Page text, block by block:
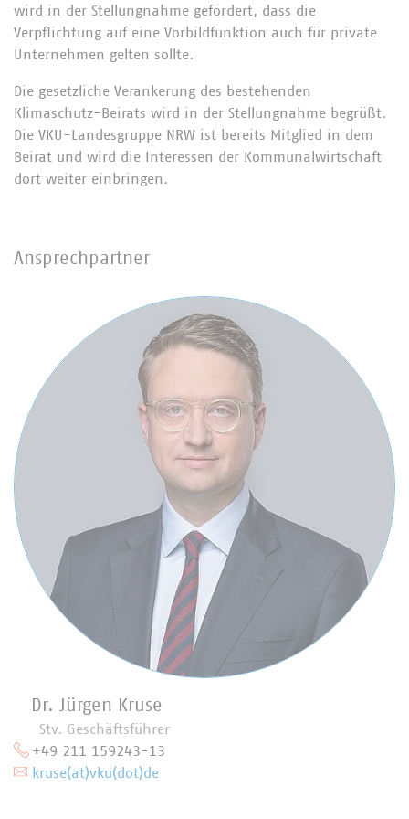
wird in der Stellungnahme gefordert, dass die
Verpflichtung auf eine Vorbildfunktion auch für private
Unternehmen gelten sollte.
Die gesetzliche Verankerung des bestehenden
Klimaschutz-Beirats wird in der Stellungnahme begrüßt.
Die VKU-Landesgruppe NRW ist bereits Mitglied in dem
Beirat und wird die Interessen der Kommunalwirtschaft
dort weiter einbringen.
Ansprechpartner
Dr. Jürgen Kruse
Stv. Geschäftsführer
+49 211 159243-13
kruse(at)vku(dot)de